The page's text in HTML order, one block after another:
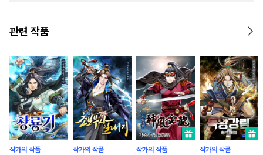
관련 작품
작가의 작품 작가의 작품 작가의 작품 작가의 작품